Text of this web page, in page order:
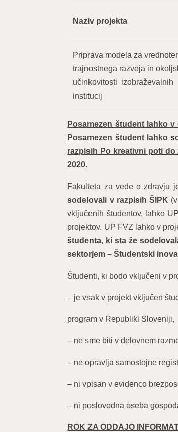
Naziv projekta
Priprava modela za
trajnostnega razvoja in
učinkovitosti izobraževalnih
institucij
Posamezen študent lahko
Posamezen študent lahko
razpisih Po kreativni poti do
2020.
Fakulteta za vede o zdravju
sodelovali v razpisih ŠIPK
vključenih študentov, lahko
projektov. UP FVZ lahko v
študenta, ki sta že
sektorjem – Študentski
Študenti, ki bodo vključeni v
– je vsak v projekt vključen
program v Republiki Sloveniji,
– ne sme biti v delovnem
– ne opravlja samostojne
– ni vpisan v evidenco
– ni poslovodna oseba
ROK ZA ODDAJO